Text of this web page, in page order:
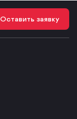
Оставить заявку